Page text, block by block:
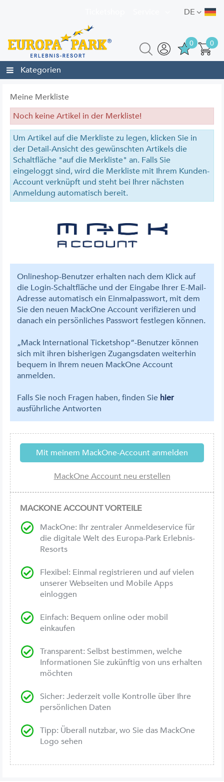
DE
0
0
Kategorien
Meine Merkliste
Noch keine Artikel in der Merkliste!
Um Artikel auf die Merkliste zu legen, klicken Sie in
der Detail-Ansicht des gewünschten Artikels die
Schaltfläche "auf die Merkliste" an. Falls Sie
eingeloggt sind, wird die Merkliste mit Ihrem Kunden-
Account verknüpft und steht bei Ihrer nächsten
Anmeldung automatisch bereit.
Onlineshop-Benutzer erhalten nach dem Klick auf
die Login-Schaltfläche und der Eingabe Ihrer E-Mail-
Adresse automatisch ein Einmalpasswort, mit dem
Sie den neuen MackOne Account verifizieren und
danach ein persönliches Passwort festlegen können.
„Mack International Ticketshop“-Benutzer können
sich mit ihren bisherigen Zugangsdaten weiterhin
bequem in Ihrem neuen MackOne Account
anmelden.
Falls Sie noch Fragen haben, finden Sie hier
ausführliche Antworten
MACKONE ACCOUNT VORTEILE
MackOne: Ihr zentraler Anmeldeservice für
die digitale Welt des Europa-Park Erlebnis-
Resorts
Flexibel: Einmal registrieren und auf vielen
unserer Webseiten und Mobile Apps
einloggen
Einfach: Bequem online oder mobil
einkaufen
Transparent: Selbst bestimmen, welche
Informationen Sie zukünftig von uns erhalten
möchten
Sicher: Jederzeit volle Kontrolle über Ihre
persönlichen Daten
Tipp: Überall nutzbar, wo Sie das MackOne
Logo sehen